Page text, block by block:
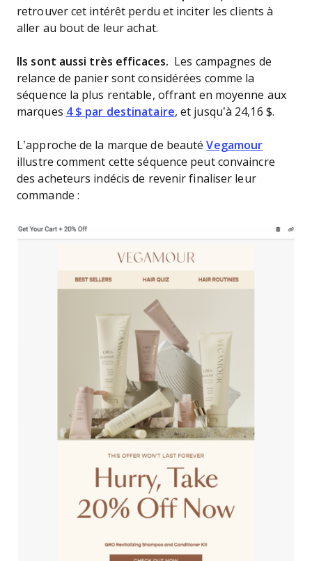
retrouver cet intérêt perdu et inciter les clients à
aller au bout de leur achat.
Ils sont aussi très efficaces. Les campagnes de
relance de panier sont considérées comme la
séquence la plus rentable, offrant en moyenne aux
marques 4 $ par destinataire, et jusqu’à 24,16 $.
L’approche de la marque de beautéVegamour
illustre comment cette séquence peut convaincre
des acheteurs indécis de revenir finaliser leur
commande :